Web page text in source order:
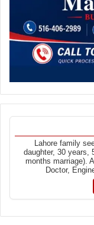
Lahore family
daughter, 30 years,
months marriage).
Doctor,